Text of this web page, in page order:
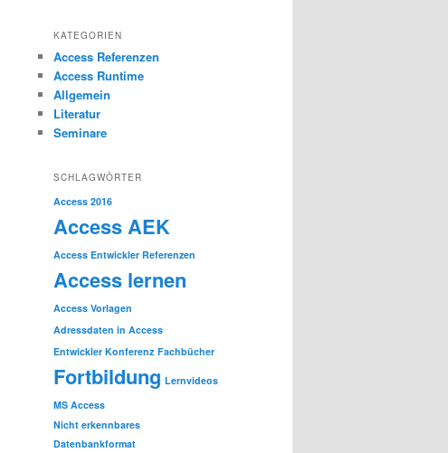
KATEGORIEN
Access Referenzen
Access Runtime
Allgemein
Literatur
Seminare
SCHLAGWÖRTER
Access 2016
Access AEK
Access Entwickler Referenzen
Access lernen
Access Vorlagen
Adressdaten in Access
Entwickler Konferenz Fachbücher
Fortbildung Lernvideos
MS Access
Nicht erkennbares
Datenbankformat